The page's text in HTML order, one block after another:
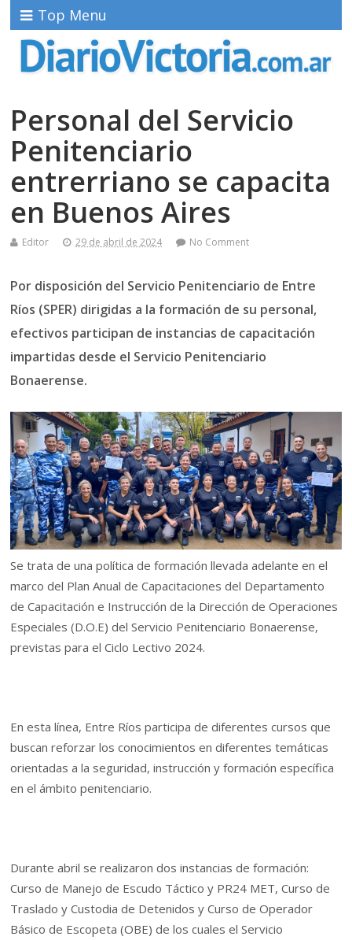
Top Menu
Personal del Servicio
Penitenciario
entrerriano se capacita
en Buenos Aires
Editor 29 de abril de 2024 No Comment
Por disposición del Servicio Penitenciario de Entre
Ríos (SPER) dirigidas a la formación de su personal,
efectivos participan de instancias de capacitación
impartidas desde el Servicio Penitenciario
Bonaerense.
Se trata de una política de formación llevada adelante en el
marco del Plan Anual de Capacitaciones del Departamento
de Capacitación e Instrucción de la Dirección de Operaciones
Especiales (D.O.E) del Servicio Penitenciario Bonaerense,
previstas para el Ciclo Lectivo 2024.
En esta línea, Entre Ríos participa de diferentes cursos que
buscan reforzar los conocimientos en diferentes temáticas
orientadas a la seguridad, instrucción y formación específica
en el ámbito penitenciario.
Durante abril se realizaron dos instancias de formación:
Curso de Manejo de Escudo Táctico y PR24 MET, Curso de
Traslado y Custodia de Detenidos y Curso de Operador
Básico de Escopeta (OBE) de los cuales el Servicio